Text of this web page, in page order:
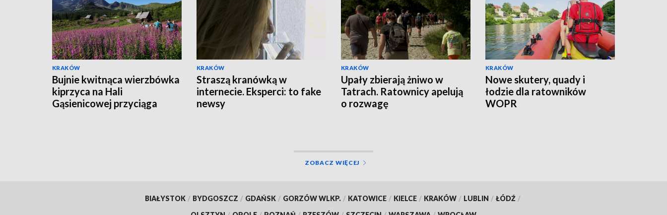
KRAKÓW
Bujnie kwitnąca wierzbówka
kiprzyca na Hali
Gąsienicowej przyciąga
KRAKÓW
Straszą kranówką w
internecie. Eksperci: to fake
newsy
KRAKÓW
Upały zbierają żniwo w
Tatrach. Ratownicy apelują
o rozwagę
KRAKÓW
Nowe skutery, quady i
łodzie dla ratowników
WOPR
ZOBACZ WIĘCEJ
BIAŁYSTOK / BYDGOSZCZ / GDAŃSK / GORZÓW WLKP. / KATOWICE / KIELCE / KRAKÓW / LUBLIN / ŁÓDŹ /